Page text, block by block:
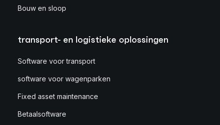
Bouw en sloop
transport- en logistieke oplossingen
Software voor transport
software voor wagenparken
Fixed asset maintenance
Betaalsoftware